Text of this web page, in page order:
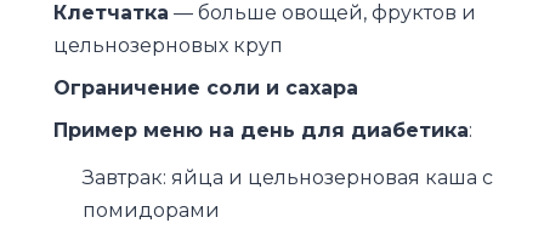
Клетчатка — больше овощей, фруктов и
цельнозерновых круп
Ограничение соли и сахара
Пример меню на день для диабетика:
Завтрак: яйца и цельнозерновая каша с
помидорами